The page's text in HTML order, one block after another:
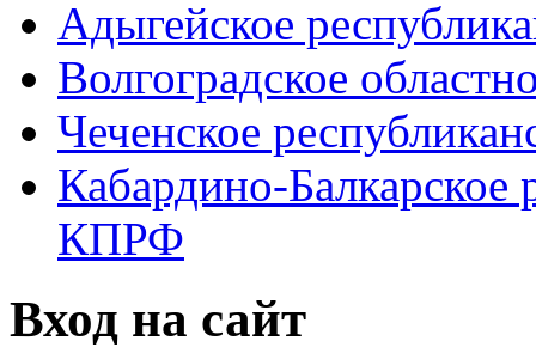
Адыгейское
Волгоградское
Чеченское
Кабардино-Балкарское
КПРФ
Вход на сайт